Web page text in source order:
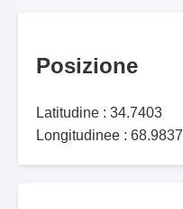
Posizione
Latitudine : 34.7403
Longitudinee : 68.9837